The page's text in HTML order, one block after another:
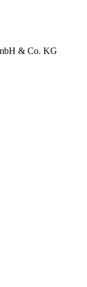
& Co. KG